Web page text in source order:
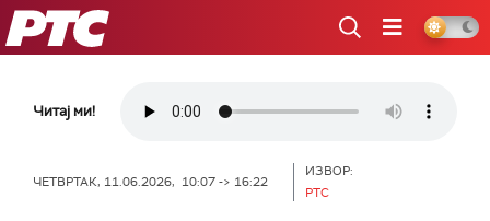
РТС
Читај ми!
ЧЕТВРТАК, 11.06.2026, 10:07 -> 16:22
ИЗВОР:
РТС